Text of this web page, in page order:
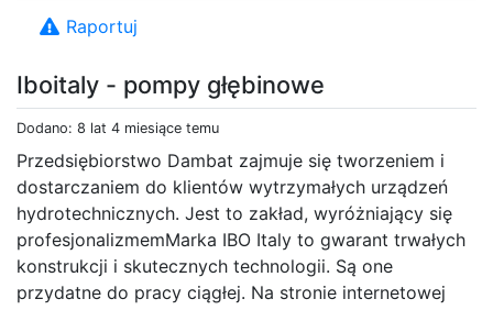
Iboitaly - pompy głębinowe
Dodano: 8 lat 4 miesiące temu
Przedsiębiorstwo Dambat zajmuje się tworzeniem i
dostarczaniem do klientów wytrzymałych urządzeń
hydrotechnicznych. Jest to zakład, wyróżniający się
profesjonalizmemMarka IBO Italy to gwarant trwałych
konstrukcji i skutecznych technologii. Są one
przydatne do pracy ciągłej. Na stronie internetowej
Raportuj